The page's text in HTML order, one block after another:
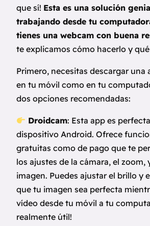
que sí! Esta es una solución
trabajando desde tu
tienes una webcam con buena
te explicamos cómo hacerlo y
Primero, necesitas descargar
en tu móvil como en tu
dos opciones recomendadas:
Droidcam: Esta app es
dispositivo Android. Ofrece
gratuitas como de pago que te
los ajustes de la cámara, el zoom,
imagen. Puedes ajustar el brillo y
que tu imagen sea perfecta
vídeo desde tu móvil a tu
realmente útil!